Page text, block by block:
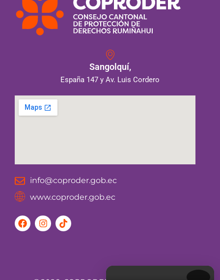
Sangolquí,
España 147 y Av. Luis Cordero
info@coproder.gob.ec
www.coproder.gob.ec
F
a
I
n
T
i